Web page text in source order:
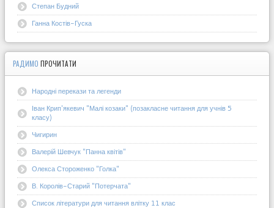
Степан Будний
Ганна Костів-Гуска
РАДИМО ПРОЧИТАТИ
Народні перекази та легенди
Іван Крип'якевич "Малі козаки" (позакласне читання для учнів 5
класу)
Чигирин
Валерій Шевчук "Панна квітів"
Олекса Стороженко "Голка"
В. Королів-Старий "Потерчата"
Список літератури для читання влітку 11 клас